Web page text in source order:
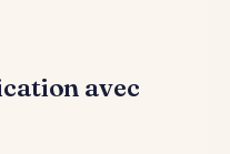
avec